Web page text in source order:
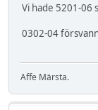
Vi hade 5201-06
0302-04
Affe Märsta.